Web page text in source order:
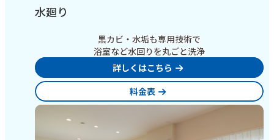
水廻り
黒カビ・水垢も専用技術で
浴室など水回りを丸ごと洗浄
詳しくはこちら
料金表